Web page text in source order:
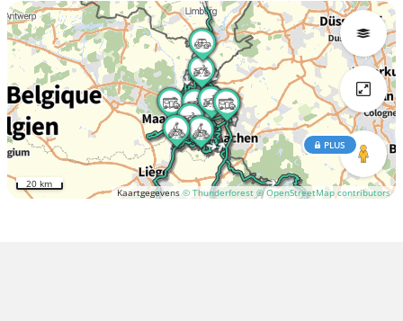
Kaartgegevens © Thunderforest © OpenStreetMap contributors
PLUS
20 km